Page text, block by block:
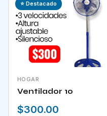
⭐ Destacado
HOGAR
Ventilador 10
$300.00